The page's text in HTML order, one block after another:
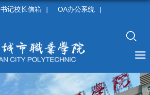
书记校长信箱 | OA办公系统 |